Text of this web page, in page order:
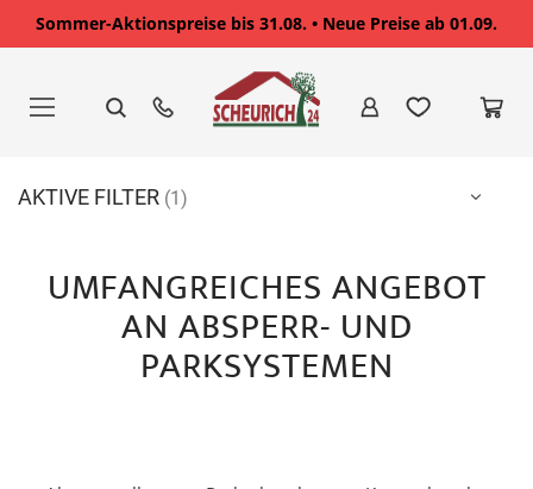
Sommer-Aktionspreise bis 31.08. • Neue Preise ab 01.09.
springen
UMFANGREICHES ANGEBOT
AN ABSPERR- UND
PARKSYSTEMEN
AKTIVE FILTER